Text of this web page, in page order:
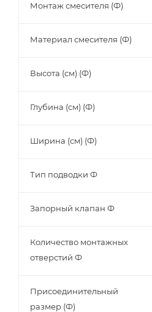
Монтаж смесителя (Ф)
Материал смесителя (Ф)
Высота (см) (Ф)
Глубина (см) (Ф)
Ширина (см) (Ф)
Тип подводки Ф
Запорный клапан Ф
Количество монтажных
отверстий Ф
Присоединительный
размер (Ф)